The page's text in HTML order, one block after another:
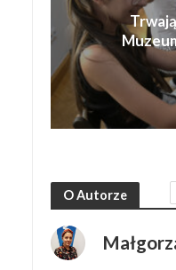
O Autorze